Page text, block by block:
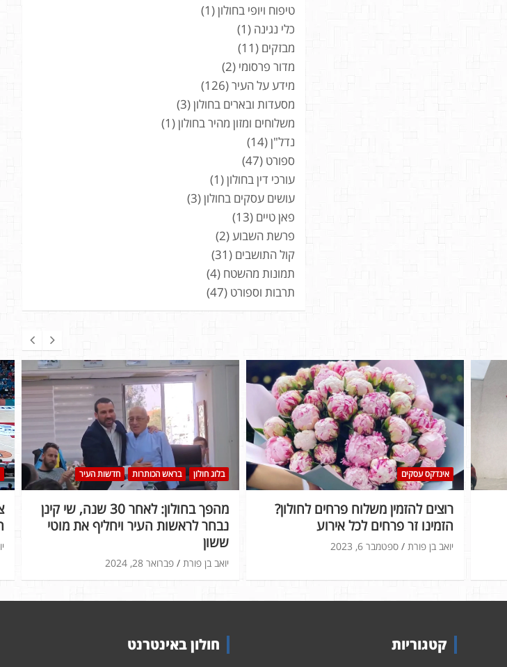
טיפוח ויופי בחולון(1)
כלי נגינה (1)
מבזקים (11)
מדור פרסומי (2)
מידע על העיר(126)
מסעדות ובארים בחולון(3)
משלוחים ומזון מהיר בחולון(1)
נדל"ן(14)
ספורט (47)
עורכי דין בחולון(1)
עושים עסקים בחולון(3)
פאן טיים (13)
פרשת השבוע (2)
קול התושבים (31)
תמונות מהשטח (4)
תרבות וספורט (47)
בלוג חולון בראש הכותרות חדשות העיר
מהפך בחולון: לאחר 30 שנה, שי קינן
נבחר לראשות העיר ויחליף את מוטי
ששון
פברואר 28, 2024 יואב בן פורת
אינדקס עסקים
רוצים להזמין משלוח פרחים לחולון?
הזמינו זר פרחים לכל אירוע
ספטמבר 6, 2023 יואב בן פורת
קטגוריות חולון באינטרנט